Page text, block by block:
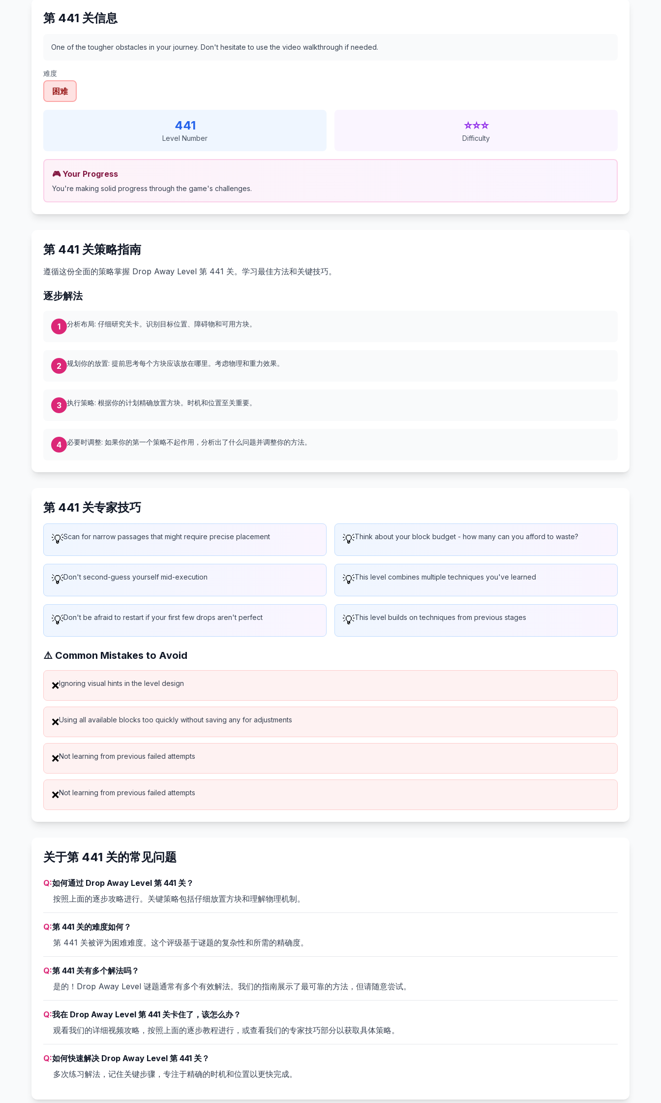
第 441 关信息
One of the tougher obstacles in your journey. Don't hesitate to use the video walkthrough if needed.
难度
困难
441
Level Number
⭐⭐⭐
Difficulty
🎮 Your Progress
You're making solid progress through the game's challenges.
第 441 关策略指南
遵循这份全面的策略掌握 Drop Away Level 第 441 关。学习最佳方法和关键技巧。
逐步解法
1 分析布局: 仔细研究关卡。识别目标位置、障碍物和可用方块。
2 规划你的放置: 提前思考每个方块应该放在哪里。考虑物理和重力效果。
3 执行策略: 根据你的计划精确放置方块。时机和位置至关重要。
4 必要时调整: 如果你的第一个策略不起作用，分析出了什么问题并调整你的方法。
第 441 关专家技巧
💡Scan for narrow passages that might require precise placement 💡Think about your block budget - how many can you afford to waste?
💡Don't second-guess yourself mid-execution 💡This level combines multiple techniques you've learned
💡Don't be afraid to restart if your first few drops aren't perfect 💡This level builds on techniques from previous stages
⚠️ Common Mistakes to Avoid
❌Ignoring visual hints in the level design
❌Using all available blocks too quickly without saving any for adjustments
❌Not learning from previous failed attempts
❌Not learning from previous failed attempts
关于第 441 关的常见问题
Q:如何通过 Drop Away Level 第 441 关？
按照上面的逐步攻略进行。关键策略包括仔细放置方块和理解物理机制。
Q:第 441 关的难度如何？
第 441 关被评为困难难度。这个评级基于谜题的复杂性和所需的精确度。
Q:第 441 关有多个解法吗？
是的！Drop Away Level 谜题通常有多个有效解法。我们的指南展示了最可靠的方法，但请随意尝试。
Q:我在 Drop Away Level 第 441 关卡住了，该怎么办？
观看我们的详细视频攻略，按照上面的逐步教程进行，或查看我们的专家技巧部分以获取具体策略。
Q:如何快速解决 Drop Away Level 第 441 关？
多次练习解法，记住关键步骤，专注于精确的时机和位置以更快完成。